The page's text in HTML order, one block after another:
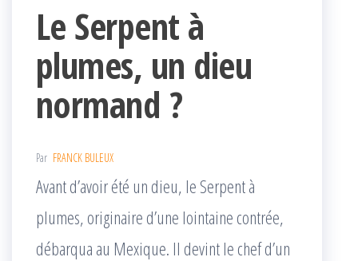
Le Serpent à
plumes, un dieu
normand ?
Par FRANCK BULEUX
Avant d’avoir été un dieu, le Serpent à
plumes, originaire d’une lointaine contrée,
débarqua au Mexique. Il devint le chef d’un